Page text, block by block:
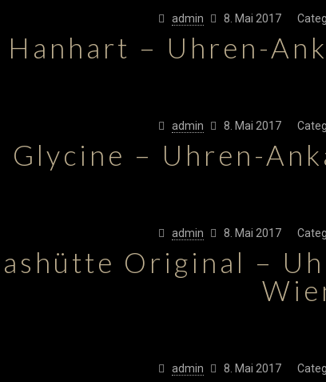
admin 8. Mai 2017
Hanhart – Uhren-
admin 8. Mai 2017
Glycine – Uhren-
admin 8. Mai 2017
Original –
admin 8. Mai 2017